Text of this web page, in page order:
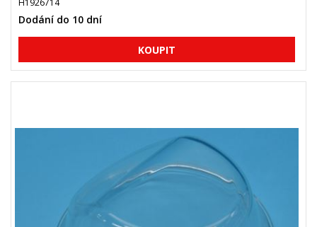
H1926714
Dodání do 10 dní